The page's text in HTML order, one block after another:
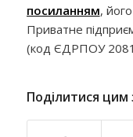
посиланням,
Приватне
(код ЄДРПОУ
Поділитися цим